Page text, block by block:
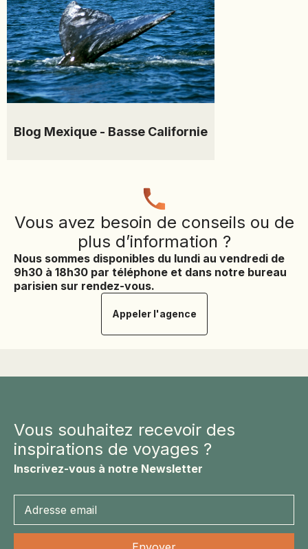
Blog Mexique - Basse Californie
Vous avez besoin de conseils ou de
plus d’information ?
Nous sommes disponibles du lundi au vendredi de
9h30 à 18h30 par téléphone et dans notre bureau
parisien sur rendez-vous.
Appeler l'agence
Vous souhaitez recevoir des
inspirations de voyages ?
Inscrivez-vous à notre Newsletter